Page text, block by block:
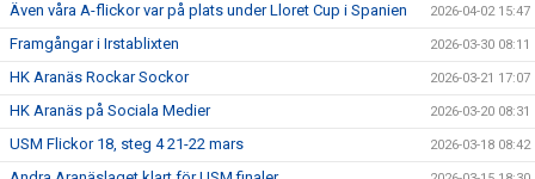
Även våra A-flickor var på plats under Lloret Cup i Spanien 2026-04-02 15:47
Framgångar i Irstablixten 2026-03-30 08:11
HK Aranäs Rockar Sockor 2026-03-21 17:07
HK Aranäs på Sociala Medier 2026-03-20 08:31
USM Flickor 18, steg 4 21-22 mars 2026-03-18 08:42